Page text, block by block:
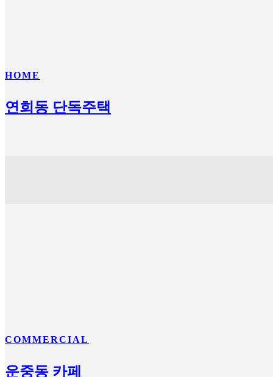
HOME
연희동 단독주택
COMMERCIAL
운중동 카페